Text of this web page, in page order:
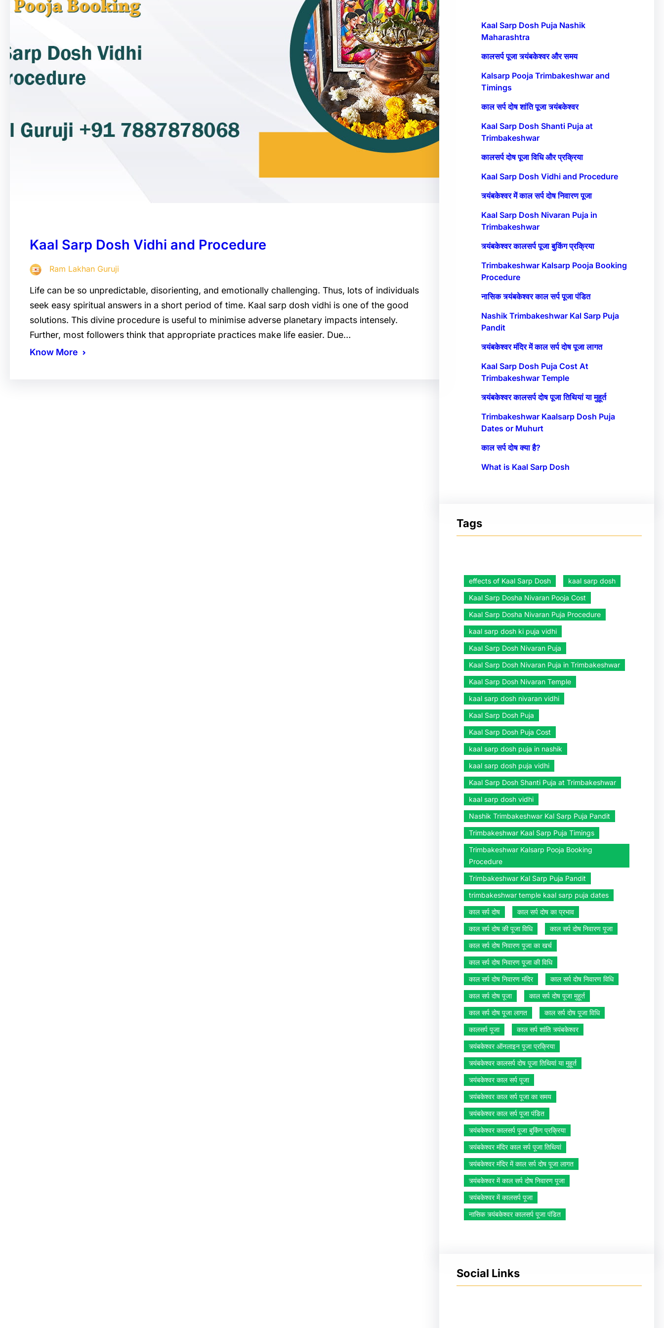
Kaal Sarp Dosh Vidhi and Procedure
Ram Lakhan Guruji
Life can be so unpredictable, disorienting, and emotionally challenging. Thus, lots of individuals
seek easy spiritual answers in a short period of time. Kaal sarp dosh vidhi is one of the good
solutions. This divine procedure is useful to minimise adverse planetary impacts intensely.
Further, most followers think that appropriate practices make life easier. Due…
Know More
Kaal Sarp Dosh Puja Nashik
Maharashtra
कालसर्प पूजा त्र्यंबकेश्वर और समय
Kalsarp Pooja Trimbakeshwar and
Timings
काल सर्प दोष शांति पूजा त्र्यंबकेश्वर
Kaal Sarp Dosh Shanti Puja at
Trimbakeshwar
कालसर्प दोष पूजा विधि और प्रक्रिया
Kaal Sarp Dosh Vidhi and Procedure
त्र्यंबकेश्वर में काल सर्प दोष निवारण पूजा
Kaal Sarp Dosh Nivaran Puja in
Trimbakeshwar
त्र्यंबकेश्वर कालसर्प पूजा बुकिंग प्रक्रिया
Trimbakeshwar Kalsarp Pooja Booking
Procedure
नासिक त्र्यंबकेश्वर काल सर्प पूजा पंडित
Nashik Trimbakeshwar Kal Sarp Puja
Pandit
त्र्यंबकेश्वर मंदिर में काल सर्प दोष पूजा लागत
Kaal Sarp Dosh Puja Cost At
Trimbakeshwar Temple
त्र्यंबकेश्वर कालसर्प दोष पूजा तिथियां या मुहूर्त
Trimbakeshwar Kaalsarp Dosh Puja
Dates or Muhurt
काल सर्प दोष क्या है?
What is Kaal Sarp Dosh
Tags
effects of Kaal Sarp Dosh
kaal sarp dosh
Kaal Sarp Dosha Nivaran Pooja Cost
Kaal Sarp Dosha Nivaran Puja Procedure
kaal sarp dosh ki puja vidhi
Kaal Sarp Dosh Nivaran Puja
Kaal Sarp Dosh Nivaran Puja in Trimbakeshwar
Kaal Sarp Dosh Nivaran Temple
kaal sarp dosh nivaran vidhi
Kaal Sarp Dosh Puja
Kaal Sarp Dosh Puja Cost
kaal sarp dosh puja in nashik
kaal sarp dosh puja vidhi
Kaal Sarp Dosh Shanti Puja at Trimbakeshwar
kaal sarp dosh vidhi
Nashik Trimbakeshwar Kal Sarp Puja Pandit
Trimbakeshwar Kaal Sarp Puja Timings
Trimbakeshwar Kalsarp Pooja Booking
Procedure
Trimbakeshwar Kal Sarp Puja Pandit
trimbakeshwar temple kaal sarp puja dates
काल सर्प दोष
काल सर्प दोष का प्रभाव
काल सर्प दोष की पूजा विधि
काल सर्प दोष निवारण पूजा
काल सर्प दोष निवारण पूजा का खर्च
काल सर्प दोष निवारण पूजा की विधि
काल सर्प दोष निवारण मंदिर
काल सर्प दोष निवारण विधि
काल सर्प दोष पूजा
काल सर्प दोष पूजा मुहूर्त
काल सर्प दोष पूजा लागत
काल सर्प दोष पूजा विधि
कालसर्प पूजा
काल सर्प शांति त्र्यंबकेश्वर
त्र्यंबकेश्वर ऑनलाइन पूजा प्रक्रिया
त्र्यंबकेश्वर कालसर्प दोष पूजा तिथियां या मुहूर्त
त्र्यंबकेश्वर काल सर्प पूजा
त्र्यंबकेश्वर काल सर्प पूजा का समय
त्र्यंबकेश्वर काल सर्प पूजा पंडित
त्र्यंबकेश्वर कालसर्प पूजा बुकिंग प्रक्रिया
त्र्यंबकेश्वर मंदिर काल सर्प पूजा तिथियां
त्र्यंबकेश्वर मंदिर में काल सर्प दोष पूजा लागत
त्र्यंबकेश्वर में काल सर्प दोष निवारण पूजा
त्र्यंबकेश्वर में कालसर्प पूजा
नासिक त्र्यंबकेश्वर कालसर्प पूजा पंडित
Social Links